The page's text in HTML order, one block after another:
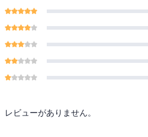
レビューがありません。